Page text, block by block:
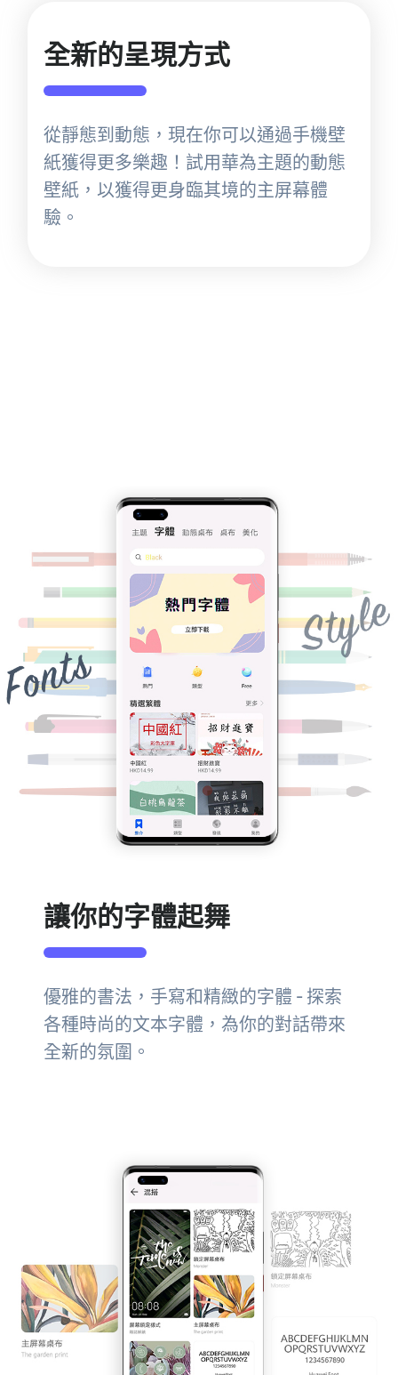
全新的呈現方式
從靜態到動態，現在你可以通過手機壁
紙獲得更多樂趣！試用華為主題的動態
壁紙，以獲得更身臨其境的主屏幕體
驗。
讓你的字體起舞
優雅的書法，手寫和精緻的字體 - 探索
各種時尚的文本字體，為你的對話帶來
全新的氛圍。